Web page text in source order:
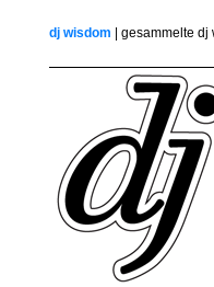
dj wisdom | gesammelte